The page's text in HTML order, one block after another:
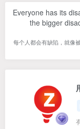
Everyone has its
the bigger
每个人都会有缺陷，就像